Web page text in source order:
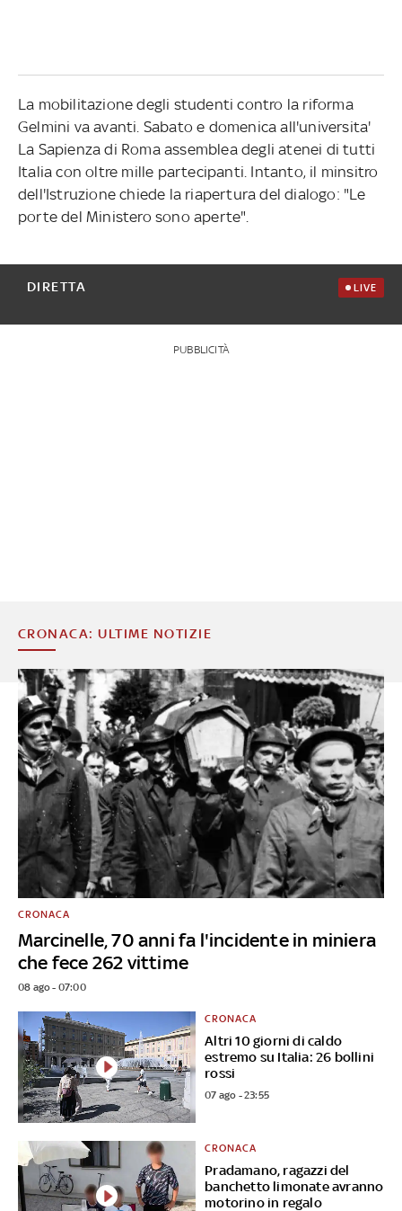
La mobilitazione degli studenti contro la riforma
Gelmini va avanti. Sabato e domenica all'universita'
La Sapienza di Roma assemblea degli atenei di tutti
Italia con oltre mille partecipanti. Intanto, il minsitro
dell'Istruzione chiede la riapertura del dialogo: "Le
porte del Ministero sono aperte".
DIRETTA LIVE
PUBBLICITÀ
CRONACA: ULTIME NOTIZIE
Marcinelle, 70 anni fa l'incidente in miniera
che fece 262 vittime
CRONACA
08 ago - 07:00
Altri 10 giorni di caldo
estremo su Italia: 26 bollini
rossi
CRONACA
07 ago - 23:55
Pradamano, ragazzi del
banchetto limonate avranno
motorino in regalo
CRONACA